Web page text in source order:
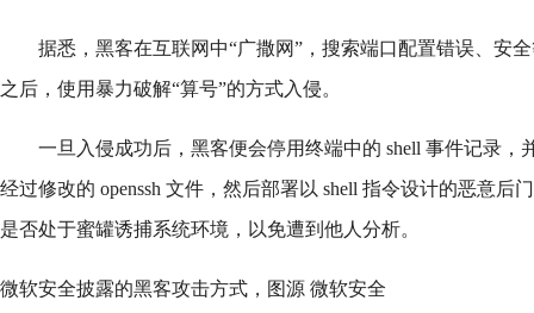
据悉，黑客在互联网中“广撒网”，搜索端口配置错误、安
之后，使用暴力破解“算号”的方式入侵。
一旦入侵成功后，黑客便会停用终端中的 shell 事件记录，
经过修改的 openssh 文件，然后部署以 shell 指令设计的恶意后
是否处于蜜罐诱捕系统环境，以免遭到他人分析。
微软安全披露的黑客攻击方式，图源 微软安全